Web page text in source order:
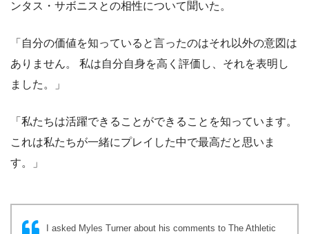
ンタス・サボニスとの相性について聞いた。
「自分の価値を知っていると言ったのはそれ以外の意図は
ありません。 私は自分自身を高く評価し、それを表明し
ました。」
「私たちは活躍できることができることを知っています。
これは私たちが一緒にプレイした中で最高だと思いま
す。」
I asked Myles Turner about his comments to The Athletic